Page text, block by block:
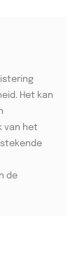
Het kan
van het
de